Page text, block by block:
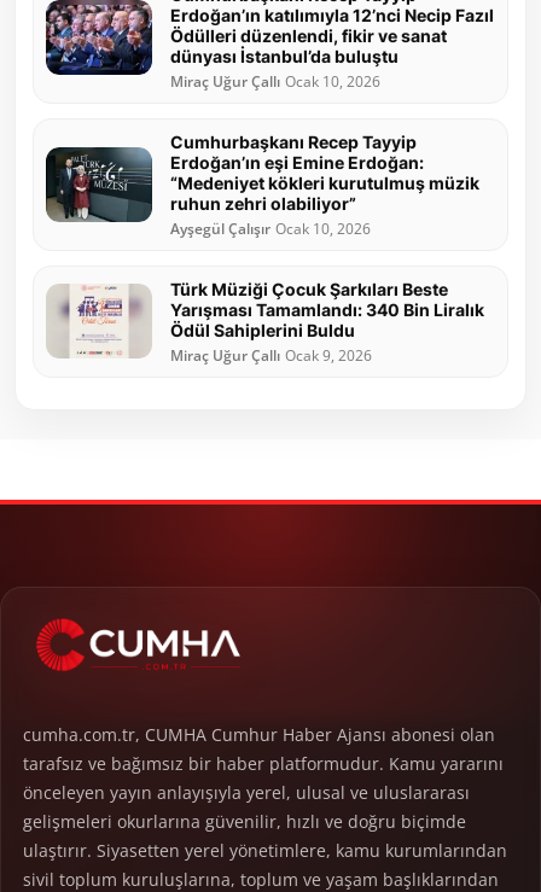
Erdoğan’ın katılımıyla 12’nci Necip Fazıl
Ödülleri düzenlendi, fikir ve sanat
dünyası İstanbul’da buluştu
Miraç Uğur Çallı Ocak 10, 2026
Cumhurbaşkanı Recep Tayyip
Erdoğan’ın eşi Emine Erdoğan:
“Medeniyet kökleri kurutulmuş müzik
ruhun zehri olabiliyor”
Ayşegül Çalışır Ocak 10, 2026
Türk Müziği Çocuk Şarkıları Beste
Yarışması Tamamlandı: 340 Bin Liralık
Ödül Sahiplerini Buldu
Miraç Uğur Çallı Ocak 9, 2026
cumha.com.tr, CUMHA Cumhur Haber Ajansı abonesi olan
tarafsız ve bağımsız bir haber platformudur. Kamu yararını
önceleyen yayın anlayışıyla yerel, ulusal ve uluslararası
gelişmeleri okurlarına güvenilir, hızlı ve doğru biçimde
ulaştırır. Siyasetten yerel yönetimlere, kamu kurumlarından
sivil toplum kuruluşlarına, toplum ve yaşam başlıklarından